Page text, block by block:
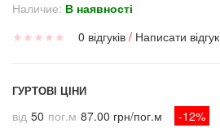
Наличие: В наявності
★ ★ ★ ★ ★ 0 відгуків / Написати відгук
ГУРТОВІ ЦІНИ
від 50 пог.м 87.00 грн/пог.м
-12%